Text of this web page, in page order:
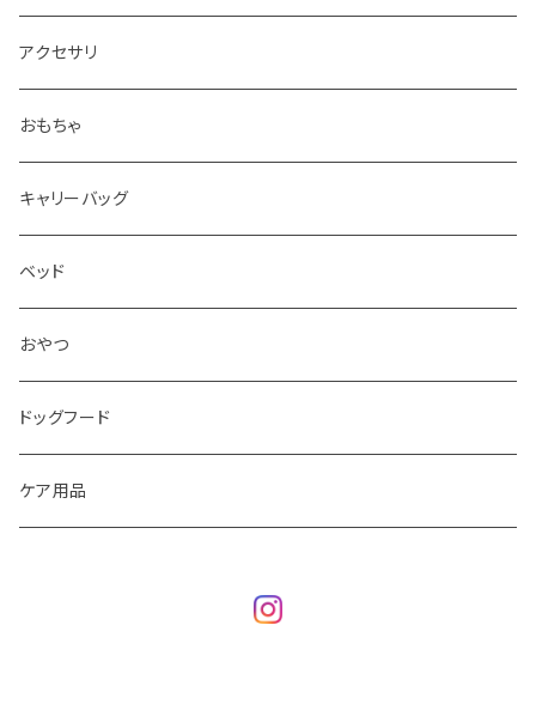
アクセサリ
おもちゃ
キャリーバッグ
ベッド
おやつ
ドッグフード
ケア用品